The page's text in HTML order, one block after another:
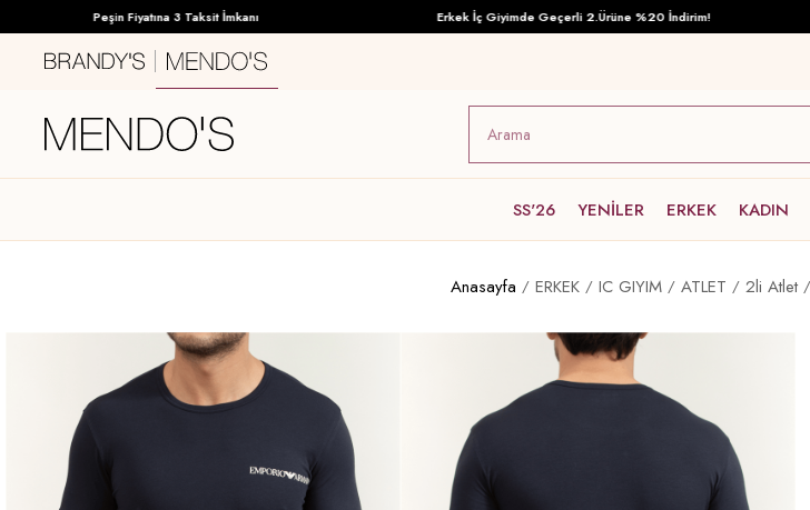
Peşin Fiyatına 3 Taksit İmkanı Erkek İç Giyimde Geçerli 2.Ürüne %20 İndirim!
SS'26 YENİLER ERKEK KADIN
Anasayfa ERKEK IC GIYIM ATLET 2li Atlet